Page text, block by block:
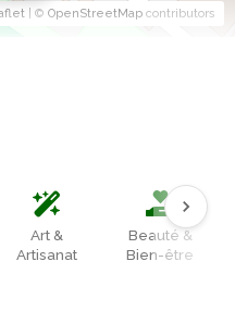
Art &
Artisanat
Beauté &
Bien-être
| © OpenStreetMap contributors